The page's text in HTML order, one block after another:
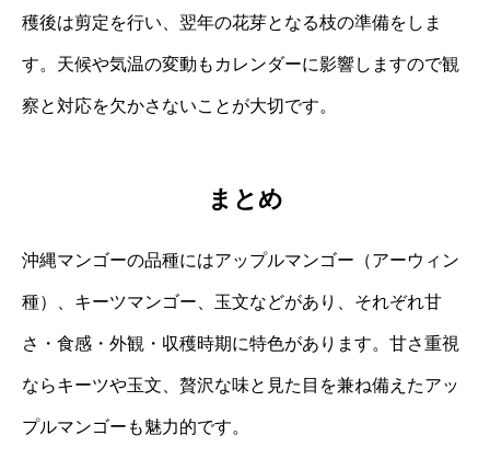
穫後は剪定を行い、翌年の花芽となる枝の準備をしま
す。天候や気温の変動もカレンダーに影響しますので観
察と対応を欠かさないことが大切です。
まとめ
沖縄マンゴーの品種にはアップルマンゴー（アーウィン
種）、キーツマンゴー、玉文などがあり、それぞれ甘
さ・食感・外観・収穫時期に特色があります。甘さ重視
ならキーツや玉文、贅沢な味と見た目を兼ね備えたアッ
プルマンゴーも魅力的です。